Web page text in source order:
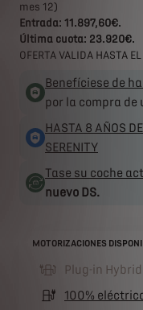
mes 12)
Entrada: 11.897,60€.
Última cuota: 23.920€.
OFERTA VALIDA HASTA
Benefíciese de
por la compra de
HASTA 8 AÑOS
SERENITY
Tase su coche
nuevo DS.
MOTORIZACIONES
Plug-in Hybrid
100%